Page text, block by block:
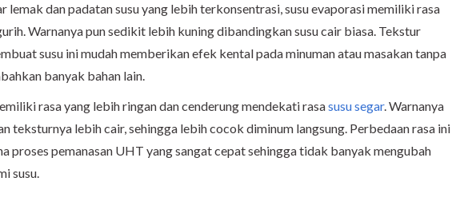
lemak dan padatan susu yang lebih terkonsentrasi, susu evaporasi memiliki rasa
Warnanya pun sedikit lebih kuning dibandingkan susu cair biasa. Tekstur
susu ini mudah memberikan efek kental pada minuman atau masakan tanpa
banyak bahan lain.
rasa yang lebih ringan dan cenderung mendekati rasasusu segar. Warnanya
teksturnya lebih cair, sehingga lebih cocok diminum langsung. Perbedaan rasa ini
proses pemanasan UHT yang sangat cepat sehingga tidak banyak mengubah
susu.